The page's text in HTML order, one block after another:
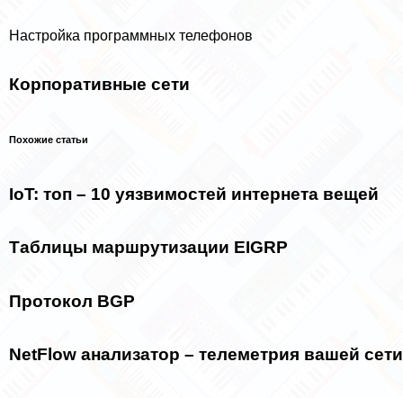
Настройка программных телефонов
Корпоративные сети
Похожие статьи
IoT: топ – 10 уязвимостей интернета вещей
Таблицы маршрутизации EIGRP
Протокол BGP
NetFlow анализатор – телеметрия вашей сети